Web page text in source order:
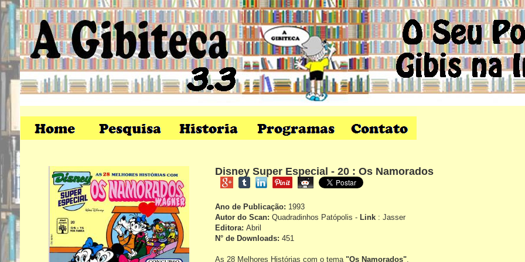
Disney Super Especial - 20 : Os Namorados
Ano de Publicação: 1993
Autor do Scan: Quadradinhos Patópolis - Link : Jasser
Editora: Abril
N° de Downloads: 451
As 28 Melhores Histórias com o tema "Os Namorados".